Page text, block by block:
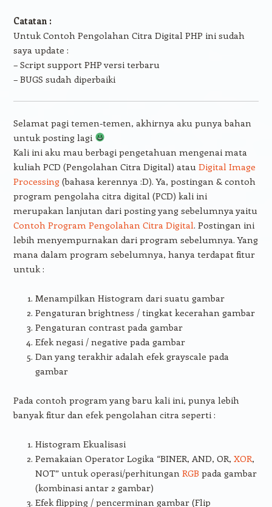
Catatan :
Untuk Contoh Pengolahan Citra Digital PHP ini sudah
saya update :
– Script support PHP versi terbaru
– BUGS sudah diperbaiki
Selamat pagi temen-temen, akhirnya aku punya bahan
untuk posting lagi
Kali ini aku mau berbagi pengetahuan mengenai mata
kuliah PCD (Pengolahan Citra Digital) atau Digital Image
Processing(bahasa kerennya :D). Ya, postingan & contoh
program pengolaha citra digital (PCD) kali ini
merupakan lanjutan dari posting yang sebelumnya yaitu
Contoh Program Pengolahan Citra Digital. Postingan ini
lebih menyempurnakan dari program sebelumnya. Yang
mana dalam program sebelumnya, hanya terdapat fitur
untuk :
Menampilkan Histogram dari suatu gambar
Pengaturan brightness / tingkat kecerahan gambar
Pengaturan contrast pada gambar
Efek negasi / negative pada gambar
Dan yang terakhir adalah efek grayscale pada
gambar
Pada contoh program yang baru kali ini, punya lebih
banyak fitur dan efek pengolahan citra seperti :
Histogram Ekualisasi
Pemakaian Operator Logika “BINER, AND, OR, XOR,
NOT” untuk operasi/perhitungan RGB pada gambar
(kombinasi antar 2 gambar)
Efek flipping / pencerminan gambar (Flip